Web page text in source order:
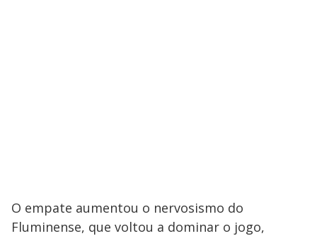
O empate aumentou o nervosismo do
Fluminense, que voltou a dominar o jogo,